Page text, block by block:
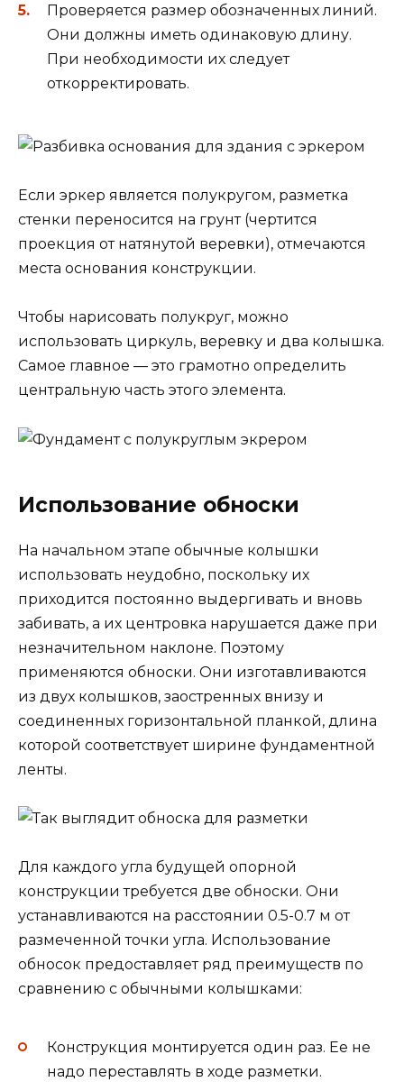
Проверяется размер обозначенных линий.
Они должны иметь одинаковую длину.
При необходимости их следует
откорректировать.
Если эркер является полукругом, разметка
стенки переносится на грунт (чертится
проекция от натянутой веревки), отмечаются
места основания конструкции.
Чтобы нарисовать полукруг, можно
использовать циркуль, веревку и два колышка.
Самое главное — это грамотно определить
центральную часть этого элемента.
Использование обноски
На начальном этапе обычные колышки
использовать неудобно, поскольку их
приходится постоянно выдергивать и вновь
забивать, а их центровка нарушается даже при
незначительном наклоне. Поэтому
применяются обноски. Они изготавливаются
из двух колышков, заостренных внизу и
соединенных горизонтальной планкой, длина
которой соответствует ширине фундаментной
ленты.
Для каждого угла будущей опорной
конструкции требуется две обноски. Они
устанавливаются на расстоянии 0.5-0.7 м от
размеченной точки угла. Использование
обносок предоставляет ряд преимуществ по
сравнению с обычными колышками:
Конструкция монтируется один раз. Ее не
надо переставлять в ходе разметки.